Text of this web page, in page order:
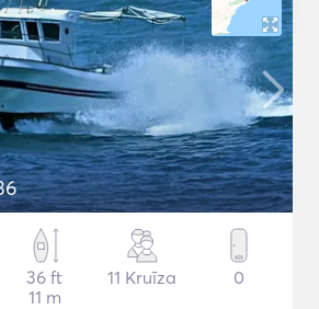
36 ft
11 m
11 Kruīza 0